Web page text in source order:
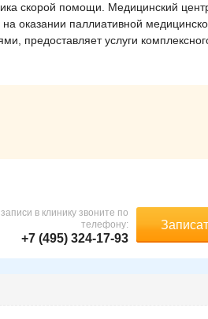
скорой помощи. Медицинский
оказании паллиативной
предоставляет услуги
в клинику звоните по
телефону:
+7 (495) 324-17-93